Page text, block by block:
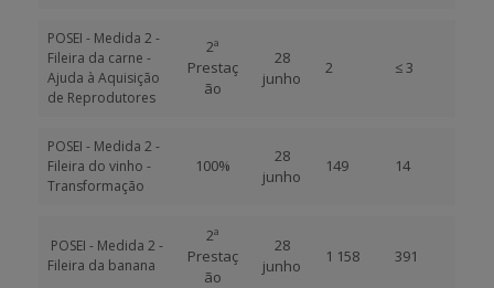
POSEI - Medida 2 -
Fileira da carne -
Ajuda à Aquisição
de Reprodutores
2ª
Prestaç
ão
28
junho
2 ≤ 3
POSEI - Medida 2 -
Fileira do vinho -
Transformação
100%
28
junho
149 14
POSEI - Medida 2 -
Fileira da banana
2ª
Prestaç
ão
28
junho
1 158 391